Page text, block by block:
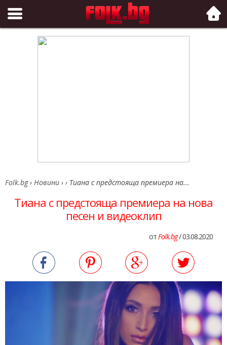
Folk.bg
Folk.bg › Новини › › Тиана с предстояща премиера на...
Тиана с предстояща премиера на нова
песен и видеоклип
отFolk.bg/ 03.08.2020